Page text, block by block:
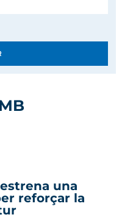
una
reforçar la